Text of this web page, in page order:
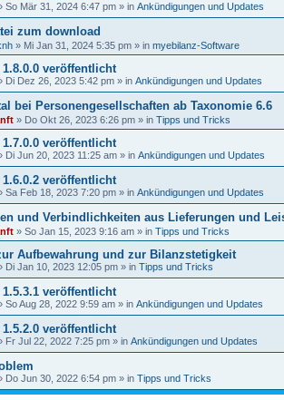
So Mär 31, 2024 6:47 pm » in Ankündigungen und Updates
zum download
» Mi Jan 31, 2024 5:35 pm » in myebilanz-Software
veröffentlicht
Di Dez 26, 2023 5:42 pm » in Ankündigungen und Updates
bei Personengesellschaften ab Taxonomie 6.6
» Do Okt 26, 2023 6:26 pm » in Tipps und Tricks
veröffentlicht
Di Jun 20, 2023 11:25 am » in Ankündigungen und Updates
veröffentlicht
Sa Feb 18, 2023 7:20 pm » in Ankündigungen und Updates
und Verbindlichkeiten aus Lieferungen und
» So Jan 15, 2023 9:16 am » in Tipps und Tricks
Aufbewahrung und zur Bilanzstetigkeit
Di Jan 10, 2023 12:05 pm » in Tipps und Tricks
veröffentlicht
So Aug 28, 2022 9:59 am » in Ankündigungen und Updates
veröffentlicht
Fr Jul 22, 2022 7:25 pm » in Ankündigungen und Updates
Do Jun 30, 2022 6:54 pm » in Tipps und Tricks